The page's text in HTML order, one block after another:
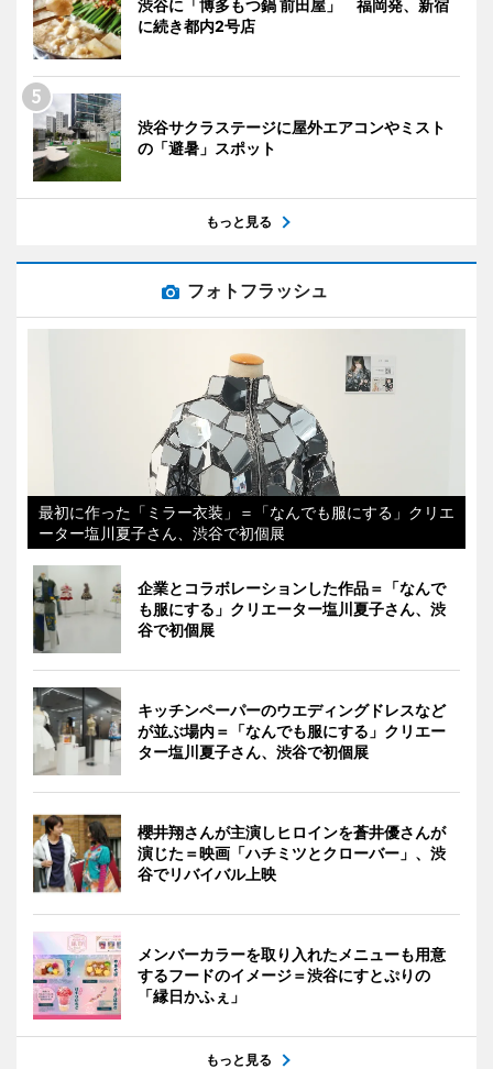
渋谷に「博多もつ鍋 前田屋」 福岡発、新宿
に続き都内2号店
渋谷サクラステージに屋外エアコンやミスト
の「避暑」スポット
もっと見る
フォトフラッシュ
最初に作った「ミラー衣装」＝「なんでも服にする」クリエ
ーター塩川夏子さん、渋谷で初個展
企業とコラボレーションした作品＝「なんで
も服にする」クリエーター塩川夏子さん、渋
谷で初個展
キッチンペーパーのウエディングドレスなど
が並ぶ場内＝「なんでも服にする」クリエー
ター塩川夏子さん、渋谷で初個展
櫻井翔さんが主演しヒロインを蒼井優さんが
演じた＝映画「ハチミツとクローバー」、渋
谷でリバイバル上映
メンバーカラーを取り入れたメニューも用意
するフードのイメージ＝渋谷にすとぷりの
「縁日かふぇ」
もっと見る